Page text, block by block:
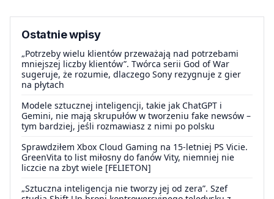
Ostatnie wpisy
„Potrzeby wielu klientów przeważają nad potrzebami
mniejszej liczby klientów”. Twórca serii God of War
sugeruje, że rozumie, dlaczego Sony rezygnuje z gier
na płytach
Modele sztucznej inteligencji, takie jak ChatGPT i
Gemini, nie mają skrupułów w tworzeniu fake newsów –
tym bardziej, jeśli rozmawiasz z nimi po polsku
Sprawdziłem Xbox Cloud Gaming na 15-letniej PS Vicie.
GreenVita to list miłosny do fanów Vity, niemniej nie
liczcie na zbyt wiele [FELIETON]
„Sztuczna inteligencja nie tworzy jej od zera”. Szef